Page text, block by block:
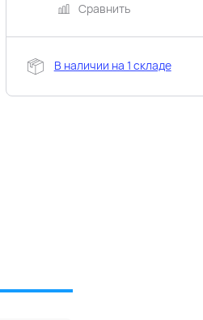
Сравнить
В наличии на 1 складе